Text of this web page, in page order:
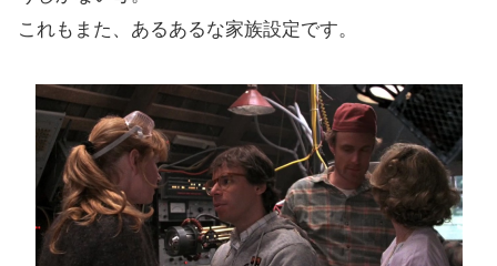
これもまた、あるあるな家族設定です。